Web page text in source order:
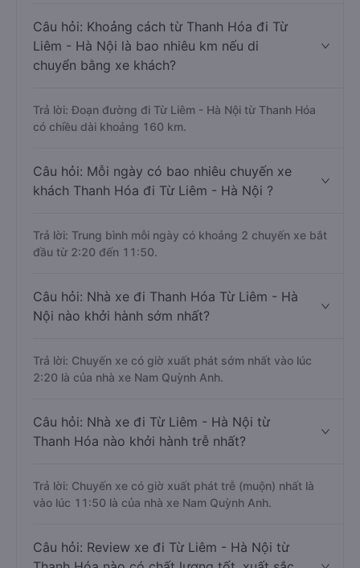
Câu hỏi: Khoảng cách từ Thanh Hóa đi Từ
Liêm - Hà Nội là bao nhiêu km nếu di
chuyển bằng xe khách?
Trả lời: Đoạn đường đi Từ Liêm - Hà Nội từ Thanh Hóa
có chiều dài khoảng 160 km.
Câu hỏi: Mỗi ngày có bao nhiêu chuyến xe
khách Thanh Hóa đi Từ Liêm - Hà Nội ?
Trả lời: Trung bình mỗi ngày có khoảng 2 chuyến xe bắt
đầu từ 2:20 đến 11:50.
Câu hỏi: Nhà xe đi Thanh Hóa Từ Liêm - Hà
Nội nào khởi hành sớm nhất?
Trả lời: Chuyến xe có giờ xuất phát sớm nhất vào lúc
2:20 là của nhà xe Nam Quỳnh Anh.
Câu hỏi: Nhà xe đi Từ Liêm - Hà Nội từ
Thanh Hóa nào khởi hành trễ nhất?
Trả lời: Chuyến xe có giờ xuất phát trễ (muộn) nhất là
vào lúc 11:50 là của nhà xe Nam Quỳnh Anh.
Câu hỏi: Review xe đi Từ Liêm - Hà Nội từ